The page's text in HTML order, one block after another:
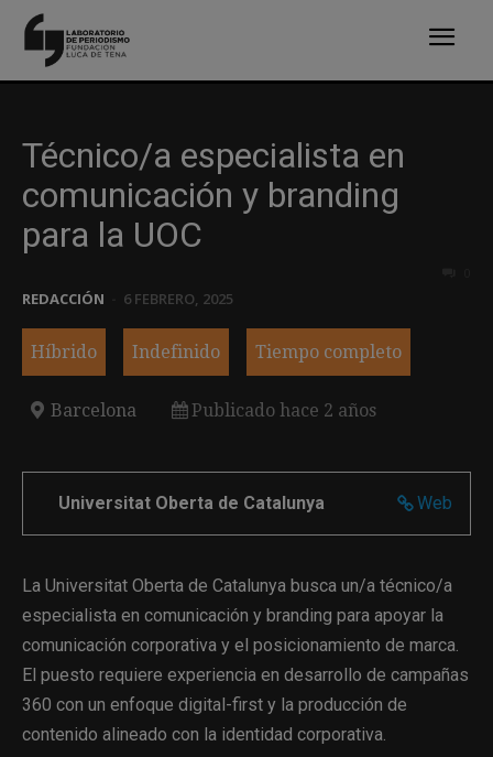
Técnico/a especialista en
comunicación y branding
para la UOC
REDACCIÓN 6 FEBRERO, 2025
Híbrido Indefinido Tiempo completo
Barcelona Publicado hace 2 años
Web
Universitat Oberta de Catalunya
La Universitat Oberta de Catalunya busca un/a técnico/a
especialista en comunicación y branding para apoyar la
comunicación corporativa y el posicionamiento de marca.
El puesto requiere experiencia en desarrollo de campañas
360 con un enfoque digital-first y la producción de
contenido alineado con la identidad corporativa.